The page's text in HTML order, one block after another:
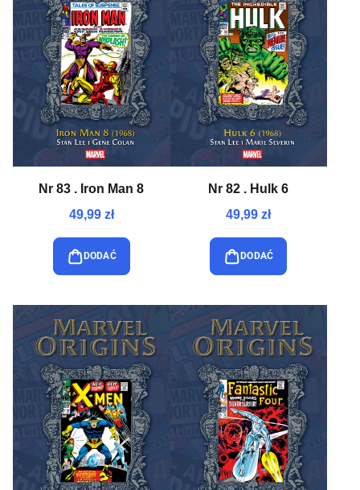
Nr 83 . Iron Man 8
49,99 zł
DODAĆ
Nr 82 . Hulk 6
49,99 zł
DODAĆ